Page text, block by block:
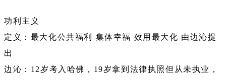
功利主义
定义：最大化公共福利 集体幸福 效用最大化 由边沁提
出
边沁：12岁考入哈佛，19岁拿到法律执照但从未执业，